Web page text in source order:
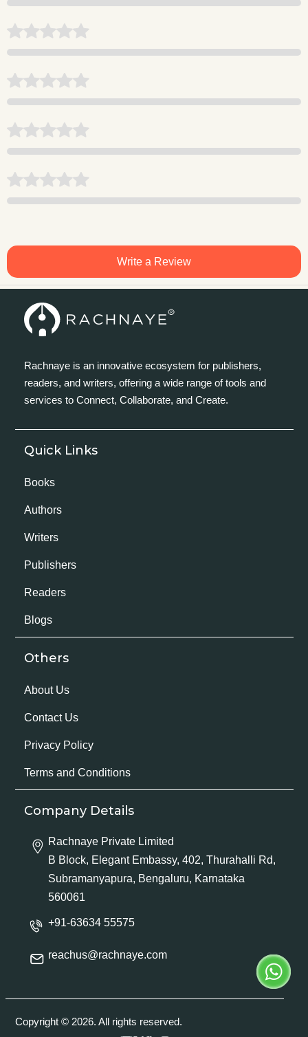
Write a Review
Rachnaye is an innovative ecosystem for publishers,
readers, and writers, offering a wide range of tools and
services to Connect, Collaborate, and Create.
Quick Links
Books
Authors
Writers
Publishers
Readers
Blogs
Others
About Us
Contact Us
Privacy Policy
Terms and Conditions
Company Details
Rachnaye Private Limited
B Block, Elegant Embassy, 402, Thurahalli Rd,
Subramanyapura, Bengaluru, Karnataka
560061
+91-63634 55575
reachus@rachnaye.com
Copyright © 2026. All rights reserved.